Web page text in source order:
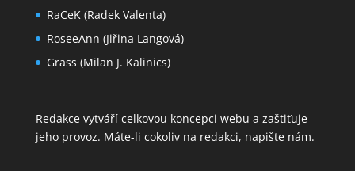
RaCeK (Radek Valenta)
RoseeAnn (Jiřina Langová)
Grass (Milan J. Kalinics)
Redakce vytváří celkovou koncepci webu a zaštiťuje
jeho provoz. Máte-li cokoliv na redakci, napište nám.